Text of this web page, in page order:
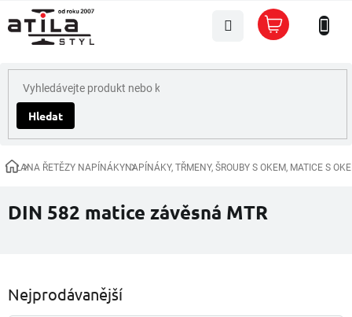
na
obsah
Hledat
Nákupní
košík
DomůLANA ŘETĚZY NAPÍNÁKYNAPÍNÁKY, TŘMENY, ŠROUBY S OKEM, MATICE S
DIN 582 matice závěsná MTR
Nejprodávanější